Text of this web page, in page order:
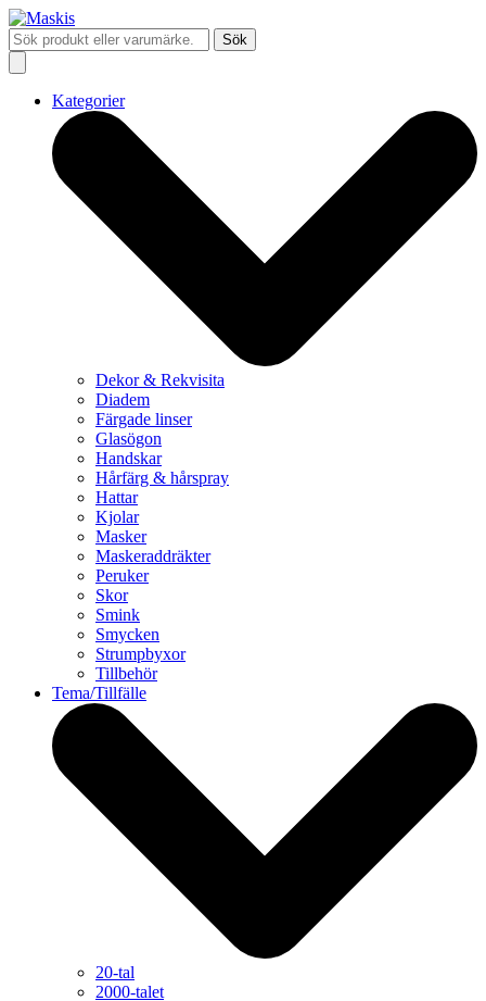
Sök
Kategorier
Dekor & Rekvisita
Diadem
Färgade linser
Glasögon
Handskar
Hårfärg & hårspray
Hattar
Kjolar
Masker
Maskeraddräkter
Peruker
Skor
Smink
Smycken
Strumpbyxor
Tillbehör
Tema/Tillfälle
20-tal
2000-talet